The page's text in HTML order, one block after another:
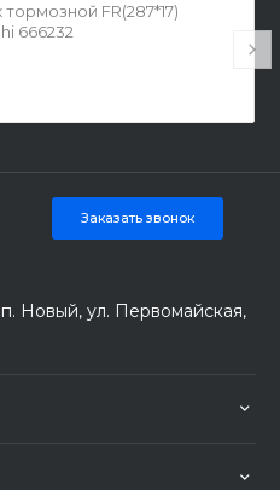
тормозной FR(287*17)
666232
Заказать звонок
Новый, ул. Первомайская,